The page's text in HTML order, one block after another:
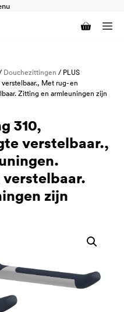
Douchezittingen / PLUS
Met rug- en
Zitting en armleuningen zijn
310,
verstelbaar.,
zijn